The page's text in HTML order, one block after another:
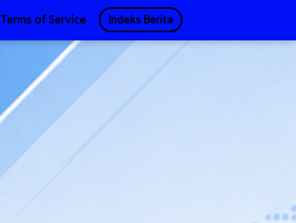
Terms of Service Indeks Berita